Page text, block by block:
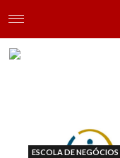
ESCOLA DE NEGÓCIOS